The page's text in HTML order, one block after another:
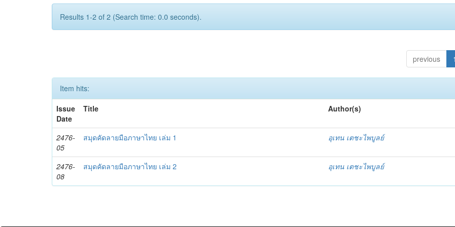
Results 1-2 of 2 (Search time: 0.0 seconds).
previous 1
Item hits:
Issue
Date
Title Author(s)
2476-
05
สมุดคัดลายมือภาษาไทย เล่ม 1 อุเทน เตชะไพบูลย์
2476-
08
สมุดคัดลายมือภาษาไทย เล่ม 2 อุเทน เตชะไพบูลย์